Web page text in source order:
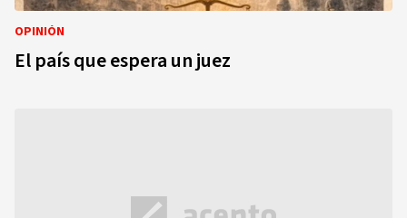
OPINIÓN
El país que espera un juez